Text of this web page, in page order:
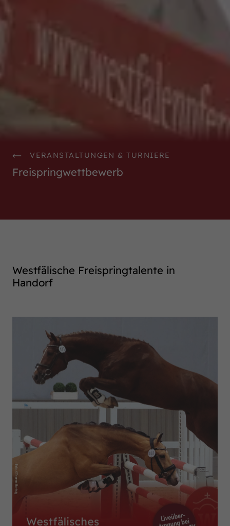
VERANSTALTUNGEN & TURNIERE
Freispringwettbewerb
Westfälische Freispringtalente in
Handorf